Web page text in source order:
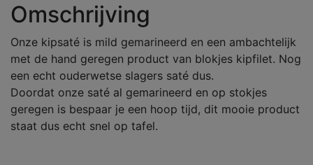
Omschrijving
Onze kipsaté is mild gemarineerd en een ambachtelijk
met de hand geregen product van blokjes kipfilet. Nog
een echt ouderwetse slagers saté dus.
Doordat onze saté al gemarineerd en op stokjes
geregen is bespaar je een hoop tijd, dit mooie product
staat dus echt snel op tafel.